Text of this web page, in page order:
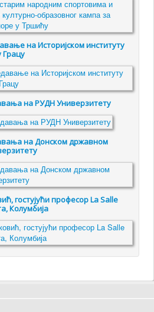
на Историјском институту
Грацу
на РУДН Универзитету
на Донском државном
гостујући професор La Salle
Колумбија